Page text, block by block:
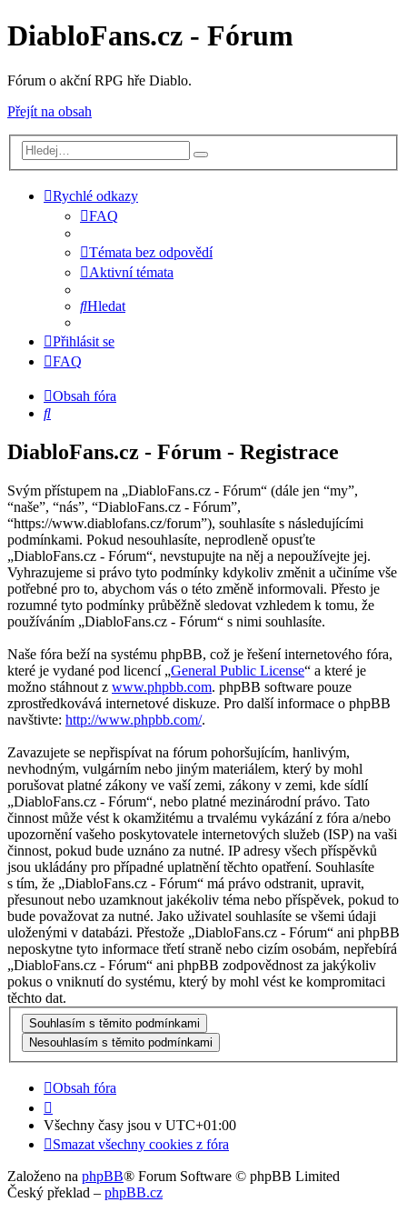
DiabloFans.cz - Fórum
Fórum o akční RPG hře Diablo.
Přejít na obsah
Rychlé odkazy
FAQ
Témata bez odpovědí
Aktivní témata
Hledat
Přihlásit se
FAQ
Obsah fóra
Hledat
DiabloFans.cz - Fórum - Registrace
Svým přístupem na „DiabloFans.cz - Fórum“ (dále jen “my”,
“naše”, “nás”, “DiabloFans.cz - Fórum”,
“https://www.diablofans.cz/forum”), souhlasíte s následujícími
podmínkami. Pokud nesouhlasíte, neprodleně opusťte
„DiabloFans.cz - Fórum“, nevstupujte na něj a nepoužívejte jej.
Vyhrazujeme si právo tyto podmínky kdykoliv změnit a učiníme vše
potřebné pro to, abychom vás o této změně informovali. Přesto je
rozumné tyto podmínky průběžně sledovat vzhledem k tomu, že
používáním „DiabloFans.cz - Fórum“ s nimi souhlasíte.
Naše fóra beží na systému phpBB, což je řešení internetového fóra,
které je vydané pod licencí „General Public License“ a které je
možno stáhnout z www.phpbb.com. phpBB software pouze
zprostředkovává internetové diskuze. Pro další informace o phpBB
navštivte: http://www.phpbb.com/.
Zavazujete se nepřispívat na fórum pohoršujícím, hanlivým,
nevhodným, vulgárním nebo jiným materiálem, který by mohl
porušovat platné zákony ve vaší zemi, zákony v zemi, kde sídlí
„DiabloFans.cz - Fórum“, nebo platné mezinárodní právo. Tato
činnost může vést k okamžitému a trvalému vykázání z fóra a/nebo
upozornění vašeho poskytovatele internetových služeb (ISP) na vaši
činnost, pokud bude uznáno za nutné. IP adresy všech příspěvků
jsou ukládány pro případné uplatnění těchto opatření. Souhlasíte
s tím, že „DiabloFans.cz - Fórum“ má právo odstranit, upravit,
přesunout nebo uzamknout jakékoliv téma nebo příspěvek, pokud to
bude považovat za nutné. Jako uživatel souhlasíte se všemi údaji
uloženými v databázi. Přestože „DiabloFans.cz - Fórum“ ani phpBB
neposkytne tyto informace třetí straně nebo cizím osobám, nepřebírá
„DiabloFans.cz - Fórum“ ani phpBB zodpovědnost za jakýkoliv
pokus o vniknutí do systému, který by mohl vést ke kompromitaci
těchto dat.
Obsah fóra
Všechny časy jsou v UTC+01:00
Smazat všechny cookies z fóra
Založeno na phpBB® Forum Software © phpBB Limited
Český překlad – phpBB.cz